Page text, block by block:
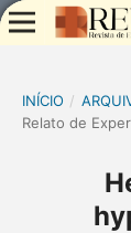
INÍCIO /
Relato de